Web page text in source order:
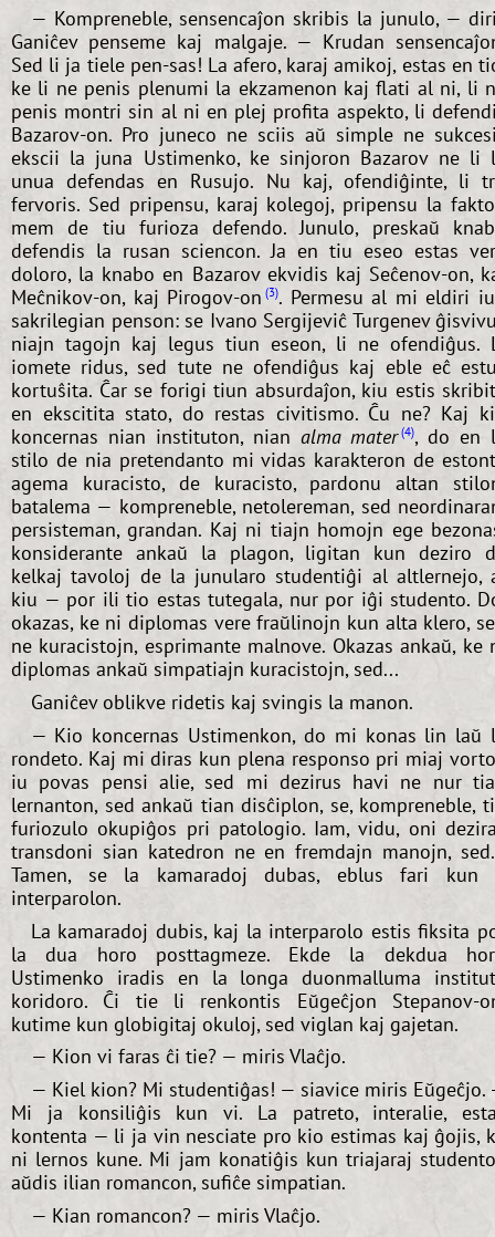
— Kompreneble, sensencaĵon skribis la junulo, —
Ganiĉev penseme kaj malgaje. — Krudan
Sed li ja tiele pen-sas! La afero, karaj amikoj, estas en
ke li ne penis plenumi la ekzamenon kaj flati al ni, li
penis montri sin al ni en plej profita aspekto, li
Bazarov-on. Pro juneco ne sciis aŭ simple ne
ekscii la juna Ustimenko, ke sinjoron Bazarov ne li
unua defendas en Rusujo. Nu kaj, ofendiĝinte, li
fervoris. Sed pripensu, karaj kolegoj, pripensu la
mem de tiu furioza defendo. Junulo, preskaŭ
defendis la rusan sciencon. Ja en tiu eseo estas
doloro, la knabo en Bazarov ekvidis kaj Seĉenov-on,
Meĉnikov-on, kaj Pirogov-on 3 . Permesu al mi eldiri
sakrilegian penson: se Ivano Sergijeviĉ Turgenev
niajn tagojn kaj legus tiun eseon, li ne ofendiĝus.
iomete ridus, sed tute ne ofendiĝus kaj eble eĉ
kortuŝita. Ĉar se forigi tiun absurdaĵon, kiu estis
en ekscitita stato, do restas civitismo. Ĉu ne? Kaj
koncernas nian instituton, nian alma mater 4 , do en
stilo de nia pretendanto mi vidas karakteron de
agema kuracisto, de kuracisto, pardonu altan
batalema — kompreneble, netolereman, sed
persisteman, grandan. Kaj ni tiajn homojn ege
konsiderante ankaŭ la plagon, ligitan kun deziro
kelkaj tavoloj de la junularo studentiĝi al altlernejo,
kiu — por ili tio estas tutegala, nur por iĝi studento.
okazas, ke ni diplomas vere fraŭlinojn kun alta klero,
ne kuracistojn, esprimante malnove. Okazas ankaŭ, ke
diplomas ankaŭ simpatiajn kuracistojn, sed...
Ganiĉev oblikve ridetis kaj svingis la manon.
— Kio koncernas Ustimenkon, do mi konas lin laŭ
rondeto. Kaj mi diras kun plena responso pri miaj
iu povas pensi alie, sed mi dezirus havi ne nur
lernanton, sed ankaŭ tian disĉiplon, se, kompreneble,
furiozulo okupiĝos pri patologio. Iam, vidu, oni
transdoni sian katedron ne en fremdajn manojn,
Tamen, se la kamaradoj dubas, eblus fari kun
interparolon.
La kamaradoj dubis, kaj la interparolo estis fiksita
la dua horo posttagmeze. Ekde la dekdua
Ustimenko iradis en la longa duonmalluma
koridoro. Ĉi tie li renkontis Eŭgeĉjon Stepanov-
kutime kun globigitaj okuloj, sed viglan kaj gajetan.
— Kion vi faras ĉi tie? — miris Vlaĉjo.
— Kiel kion? Mi studentiĝas! — siavice miris Eŭgeĉjo.
Mi ja konsiliĝis kun vi. La patreto, interalie,
kontenta — li ja vin nesciate pro kio estimas kaj ĝojis,
ni lernos kune. Mi jam konatiĝis kun triajaraj
aŭdis ilian romancon, sufiĉe simpatian.
— Kian romancon? — miris Vlaĉjo.